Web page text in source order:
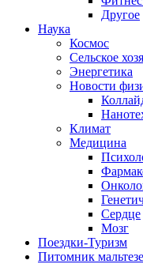
Другое
Наука
Космос
Сельское
Энергетика
Новости
Климат
Медицина
Сердце
Мозг
Поездки-Туризм
Питомник мальтезе